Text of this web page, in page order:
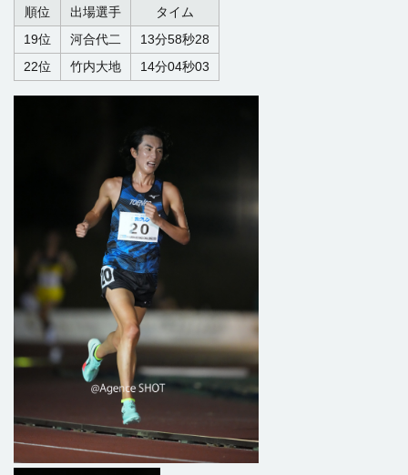
順位 出場選手
タイム
19位
河合代二
13分58秒28
22位
竹内大地 14分04秒03